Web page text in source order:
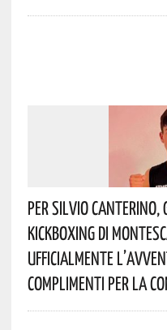
Per Silvio
Kickboxing Di
Ufficialmente
Complimenti Per La